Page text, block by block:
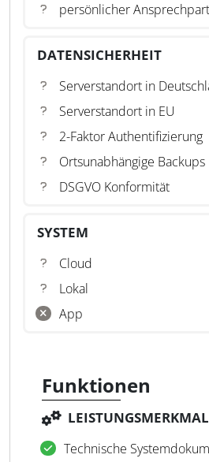
persönlicher
DATENSICHERHEIT
Serverstandort in
Serverstandort in EU
2-Faktor Authentifizierung
Ortsunabhängige Backups
DSGVO Konformität
SYSTEM
Cloud
Lokal
App
Funktionen
Technische